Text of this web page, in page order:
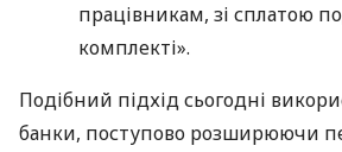
працівникам, зі сплатою
комплекті».
Подібний підхід сьогодні
банки, поступово розширюючи